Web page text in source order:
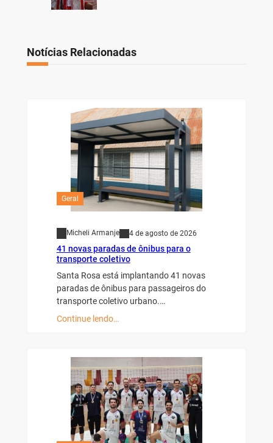
Notícias Relacionadas
Geral
Micheli Armanje 4 de agosto de 2026
41 novas paradas de ônibus para o
transporte coletivo
Santa Rosa está implantando 41 novas
paradas de ônibus para passageiros do
transporte coletivo urbano.…
Continue lendo…